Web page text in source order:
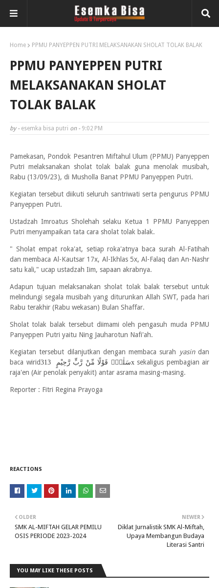
Home PPMU PANYEPPEN PUTRI MELAKSANAKAN SHOLAT TOLAK BALAK
PPMU PANYEPPEN PUTRI
MELAKSANAKAN SHOLAT
TOLAK BALAK
by - esemka bisa putri on - 9:02 PM
Pamekasan, Pondok Pesantren Miftahul Ulum (PPMU) Panyeppen
Putri melaksanakan sholat tolak balak guna menolak musibah,
Rabu (13/09/23), di Musholla Banat PPMU Panyeppen Putri.
Kegiatan tersebut diikuti seluruh santriwati serta pengurus PPMU
Panyeppen Putri.
Ustadzah Imroatus Sholehah selaku Ketua 1 PPMU Panyeppen
Putri menyampaikan tata cara sholat tolak balak.
" Sholat empat roka'at, setiap roka'atnya baca surah Al-Fatihah
dan membaca Al-Kautsar 17x, Al-Ikhlas 5x, Al-Falaq dan An-Nashr
satu kali," ucap ustadzah Iim, sapaan akrabnya.
Adapun tujuan melaksanakan sholat tolak balak tersebut untuk
melindungi segala musibah yang diturunkan Allah SWT, pada hari
Rabu terakhir (Rabu wekasan) Bulan Shaffar.
Sholat tolak balak tersebut diimami oleh pengasuh muda PPMU
Panyeppen Putri yaitu Ning Jauharotun Nafi'ah.
Kegiatan tersebut dilanjutkan dengan membaca surah yasindan
baca wirid
سَلٰمٌۗ قَوْلًا مِّنْ رَّبٍّ رَّحِيْمٍ313x sekaligus pembagian air
raja'en (Air penolak penyakit) antar asrama masing-masing.
Reporter : Fitri Regina Prayoga
REACTIONS
NEWER
Diklat Jurnalistik SMK Al-Miftah,
Upaya Membangun Budaya
Literasi Santri
OLDER
SMK AL-MIFTAH GELAR PEMILU
OSIS PERIODE 2023-2024
YOU MAY LIKE THESE POSTS